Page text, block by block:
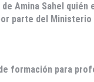
de Amina Sahel
parte del Ministerio
formación para